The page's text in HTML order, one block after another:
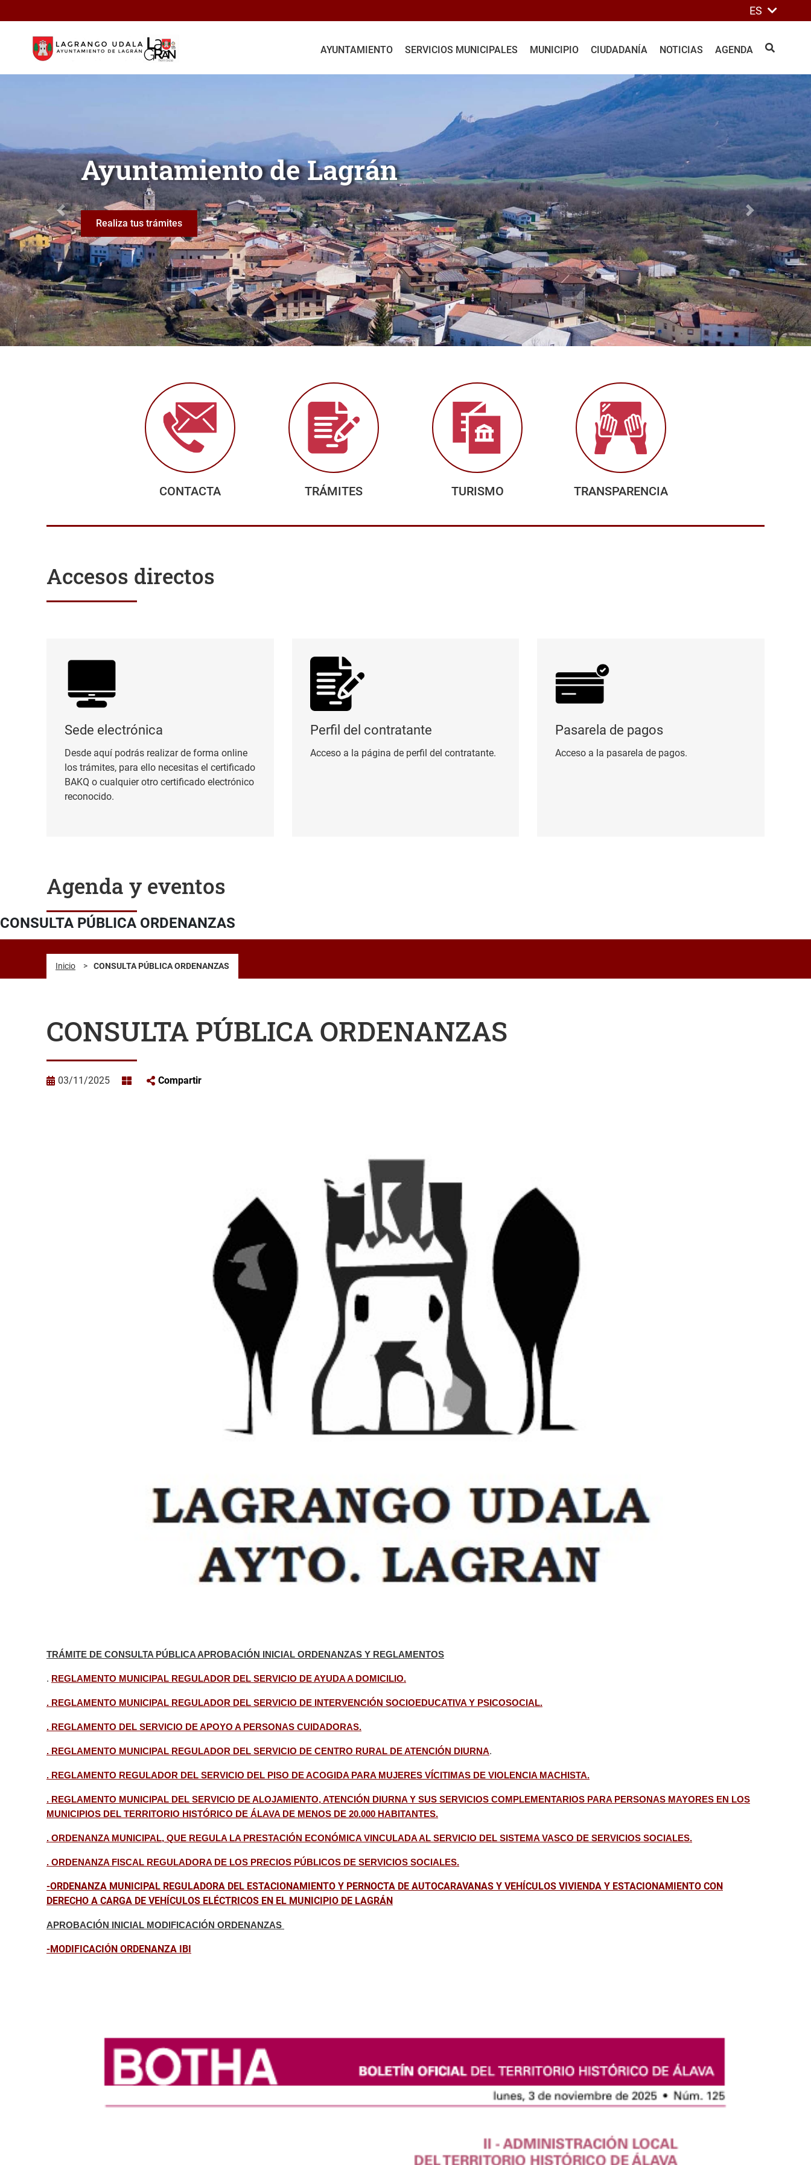
ES
AYUNTAMIENTO SERVICIOS MUNICIPALES MUNICIPIO CIUDADANÍA NOTICIAS AGENDA BUSCAR
Lagrán
Lagrán
Anterior Siguiente
CONTACTA TRÁMITES TURISMO TRANSPARENCIA
Accesos directos
Sede electrónica
Desde aquí podrás realizar de forma online
los trámites, para ello necesitas el certificado
BAKQ o cualquier otro certificado electrónico
reconocido.
Perfil del contratante
Acceso a la página de perfil del contratante.
Pasarela de pagos
Acceso a la pasarela de pagos.
Agenda y eventos
CONSULTA PÚBLICA ORDENANZAS
Inicio > CONSULTA PÚBLICA ORDENANZAS
CONSULTA PÚBLICA ORDENANZAS
03/11/2025 Compartir
TRÁMITE DE CONSULTA PÚBLICA APROBACIÓN INICIAL ORDENANZAS Y REGLAMENTOS
. REGLAMENTO MUNICIPAL REGULADOR DEL SERVICIO DE AYUDA A DOMICILIO.
. REGLAMENTO MUNICIPAL REGULADOR DEL SERVICIO DE INTERVENCIÓN SOCIOEDUCATIVA Y PSICOSOCIAL.
. REGLAMENTO DEL SERVICIO DE APOYO A PERSONAS CUIDADORAS.
. REGLAMENTO MUNICIPAL REGULADOR DEL SERVICIO DE CENTRO RURAL DE ATENCIÓN DIURNA.
. REGLAMENTO REGULADOR DEL SERVICIO DEL PISO DE ACOGIDA PARA MUJERES VÍCITIMAS DE VIOLENCIA MACHISTA.
. REGLAMENTO MUNICIPAL DEL SERVICIO DE ALOJAMIENTO, ATENCIÓN DIURNA Y SUS SERVICIOS COMPLEMENTARIOS PARA PERSONAS MAYORES EN LOS
MUNICIPIOS DEL TERRITORIO HISTÓRICO DE ÁLAVA DE MENOS DE 20.000 HABITANTES.
. ORDENANZA MUNICIPAL, QUE REGULA LA PRESTACIÓN ECONÓMICA VINCULADA AL SERVICIO DEL SISTEMA VASCO DE SERVICIOS SOCIALES.
. ORDENANZA FISCAL REGULADORA DE LOS PRECIOS PÚBLICOS DE SERVICIOS SOCIALES.
-ORDENANZA MUNICIPAL REGULADORA DEL ESTACIONAMIENTO Y PERNOCTA DE AUTOCARAVANAS Y VEHÍCULOS VIVIENDA Y ESTACIONAMIENTO CON
DERECHO A CARGA DE VEHÍCULOS ELÉCTRICOS EN EL MUNICIPIO DE LAGRÁN
APROBACIÓN INICIAL MODIFICACIÓN ORDENANZAS
-MODIFICACIÓN ORDENANZA IBI